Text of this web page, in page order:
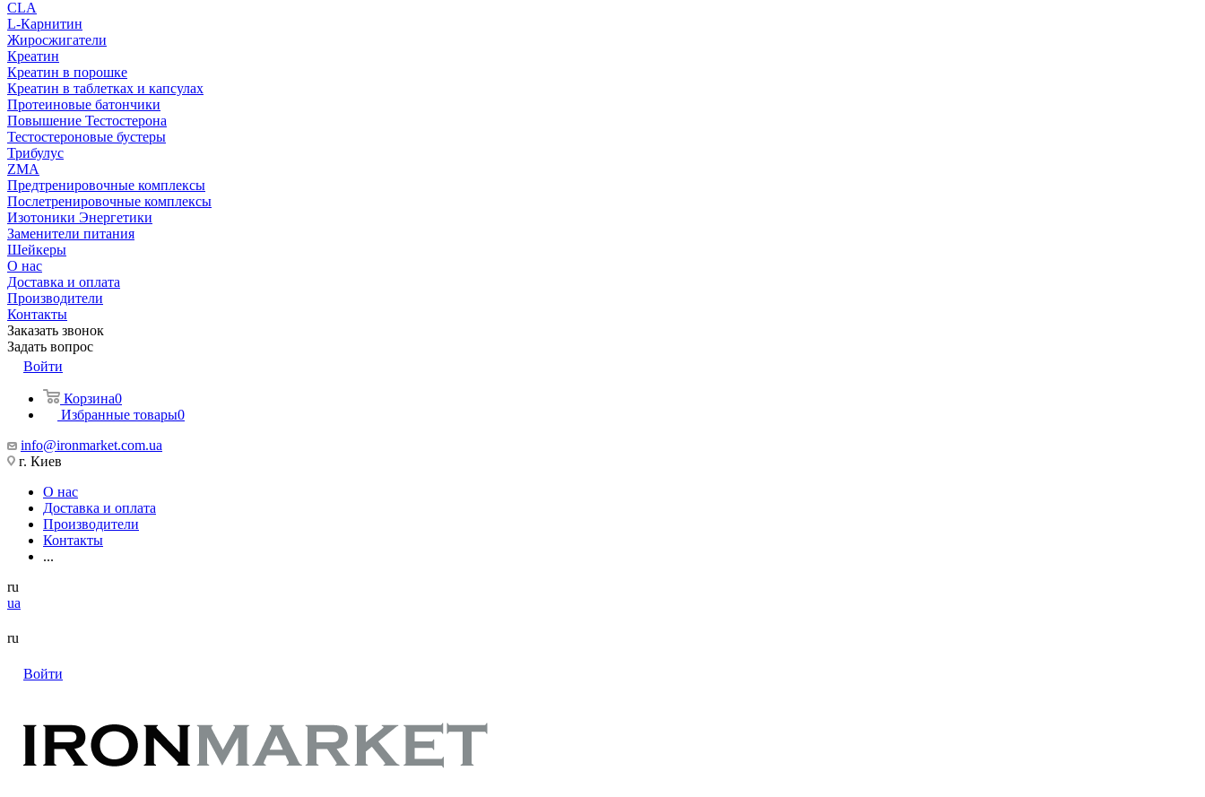
CLA
L-Карнитин
Жиросжигатели
Креатин
Креатин в порошке
Креатин в таблетках и капсулах
Протеиновые батончики
Повышение Тестостерона
Тестостероновые бустеры
Трибулус
ZMA
Предтренировочные комплексы
Послетренировочные комплексы
Изотоники Энергетики
Заменители питания
Шейкеры
О нас
Доставка и оплата
Производители
Контакты
Заказать звонок
Задать вопрос
Войти
Корзина0
Избранные товары0
info@ironmarket.com.ua
г. Киев
О нас
Доставка и оплата
Производители
Контакты
...
ru
ua
ru
Войти